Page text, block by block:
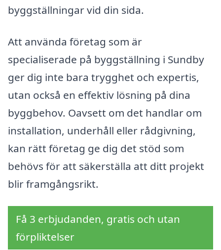
byggställningar vid din sida.
Att använda företag som är
specialiserade på byggställning i Sundby
ger dig inte bara trygghet och expertis,
utan också en effektiv lösning på dina
byggbehov. Oavsett om det handlar om
installation, underhåll eller rådgivning,
kan rätt företag ge dig det stöd som
behövs för att säkerställa att ditt projekt
blir framgångsrikt.
Få 3 erbjudanden, gratis och utan
förpliktelser